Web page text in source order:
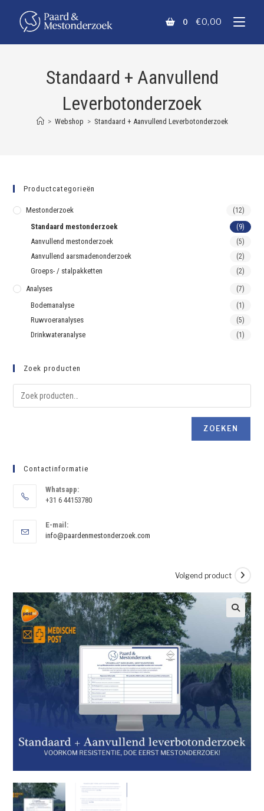
0 €0,00
Standaard + Aanvullend
Leverbotonderzoek
> Webshop > Standaard + Aanvullend Leverbotonderzoek
Volgend product
🔍
Productcategorieën
Mestonderzoek (12)
Standaard mestonderzoek (9)
Aanvullend mestonderzoek (5)
Aanvullend aarsmadenonderzoek (2)
Groeps- / stalpakketten (2)
Analyses (7)
Bodemanalyse (1)
Ruwvoeranalyses (5)
Drinkwateranalyse (1)
Zoek producten
ZOEKEN
Contactinformatie
Whatsapp:
+31 6 44153780
E-mail:
info@paardenmestonderzoek.com